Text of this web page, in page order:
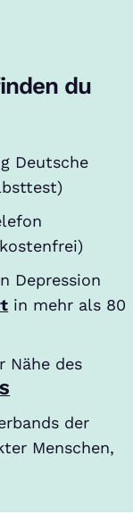
du
Deutsche
Depression
in mehr als 80
Nähe des
der
Menschen,